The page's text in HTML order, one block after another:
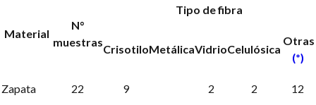
Material
N°
muestras
Tipo de fibra
CrisotiloMetálicaVidrioCelulósica
Otras
(*)
Zapata 22 9 2 2 12